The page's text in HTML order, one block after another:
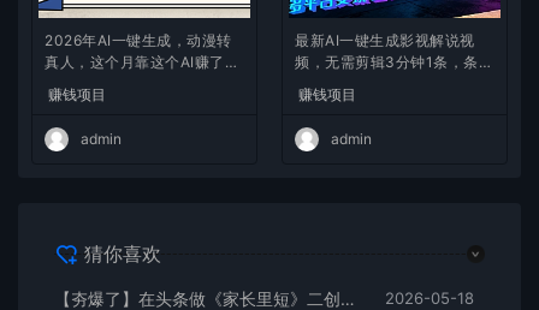
2026年AI一键生成，动漫转
真人，这个月靠这个AI赚了2
赚钱项目
admin
最新AI一键生成影视解说视
频，无需剪辑3分钟1条，条条
+
赚钱项目
admin
猜你喜欢
【夯爆了】在头条做《家长里短》二创小故事，这个月收益2w+ 2026-05-18